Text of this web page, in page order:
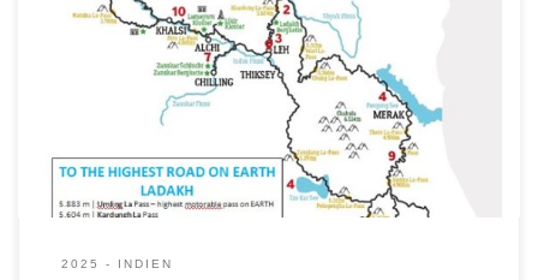
befahrbaren Pässe der Welt im Königreich Ladakh, durch
das Indus-, Nubra- und Rupshu-Tal © Vinod Kaistha
Nachdem unsere Reise in die französischen Seealpen
letztes Jahr nicht vom Glück beschienen war und wir auf
Grund einer defekten Kupplung die Reise abbrechen
2025 - INDIEN